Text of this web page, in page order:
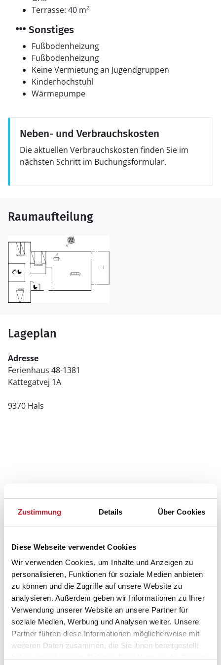
Zustimmung Details Über Cookies
Diese Webseite verwendet Cookies
Wir verwenden Cookies, um Inhalte und Anzeigen zu
personalisieren, Funktionen für soziale Medien anbieten
zu können und die Zugriffe auf unsere Website zu
analysieren. Außerdem geben wir Informationen zu Ihrer
Verwendung unserer Website an unsere Partner für
soziale Medien, Werbung und Analysen weiter. Unsere
Partner führen diese Informationen möglicherweise mit
weiteren Daten zusammen, die Sie ihnen bereitgestellt
Terrasse: 40 m²
Sonstiges
Fußbodenheizung
Fußbodenheizung
Keine Vermietung an Jugendgruppen
Kinderhochstuhl
Wärmepumpe
Neben- und Verbrauchskosten
Die aktuellen Verbrauchskosten finden Sie im
nächsten Schritt im Buchungsformular.
Raumaufteilung
Lageplan
Adresse
Ferienhaus 48-1381
Kattegatvej 1A
9370 Hals
Belegungskalender
Reisedauer auswählen
Anzahl Reisende auswählen